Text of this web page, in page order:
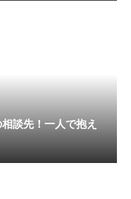
談先！一人で抱え